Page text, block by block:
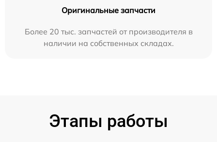
Оригинальные запчасти
Более 20 тыс. запчастей от производителя в
наличии на собственных складах.
Этапы работы